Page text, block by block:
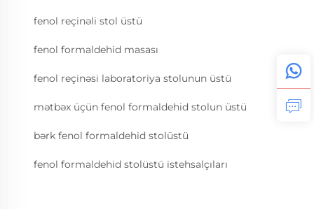
fenol reçinəli stol üstü
fenol formaldehid masası
fenol reçinəsi laboratoriya stolunun üstü
mətbəx üçün fenol formaldehid stolun üstü
bərk fenol formaldehid stolüstü
fenol formaldehid stolüstü istehsalçıları